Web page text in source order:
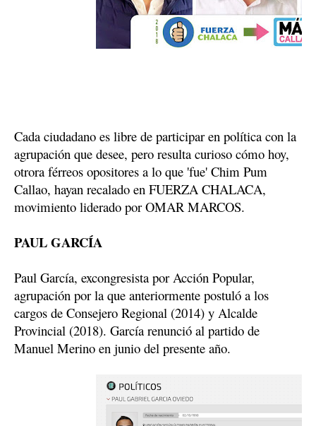
Cada ciudadano es libre de participar en política con la
agrupación que desee, pero resulta curioso cómo hoy,
otrora férreos opositores a lo que 'fue' Chim Pum
Callao, hayan recalado en FUERZA CHALACA,
movimiento liderado por OMAR MARCOS.
PAUL GARCÍA
Paul García, excongresista por Acción Popular,
agrupación por la que anteriormente postuló a los
cargos de Consejero Regional (2014) y Alcalde
Provincial (2018). García renunció al partido de
Manuel Merino en junio del presente año.